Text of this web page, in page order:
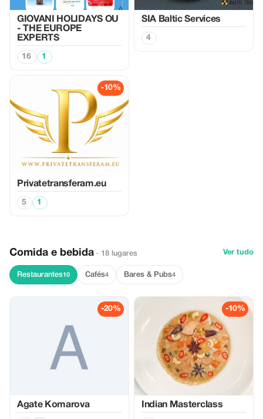
GIOVANI HOLIDAYS OU
- THE EUROPE
EXPERTS
16 1
SIA Baltic Services
4
-10%
Privatetransferam.eu
5 1
Comida e bebida · 18 lugares Ver tudo
Restaurantes10 Cafés4 Bares & Pubs4
-20%
Agate Komarova
-10%
Indian Masterclass